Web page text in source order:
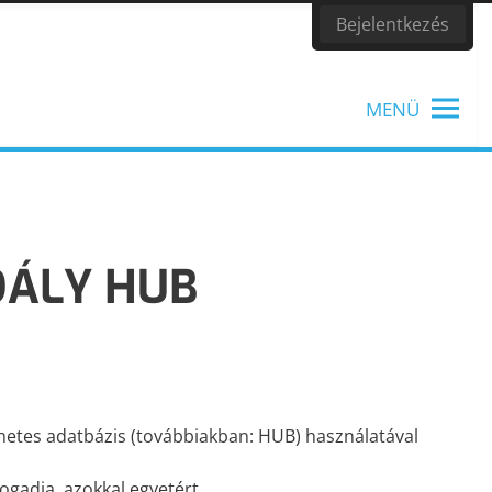
Bejelentkezés
MENÜ
TANÁROKNAKHUB
adatbázis (továbbiakban: HUB) használatával